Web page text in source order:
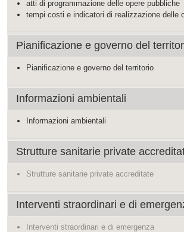
atti di programmazione delle opere pubbliche
tempi costi e indicatori di realizzazione delle
Pianificazione e governo del
Pianificazione e governo del territorio
Informazioni ambientali
Informazioni ambientali
Strutture sanitarie private
Strutture sanitarie private accreditate
Interventi straordinari e di
Interventi straordinari e di emergenza